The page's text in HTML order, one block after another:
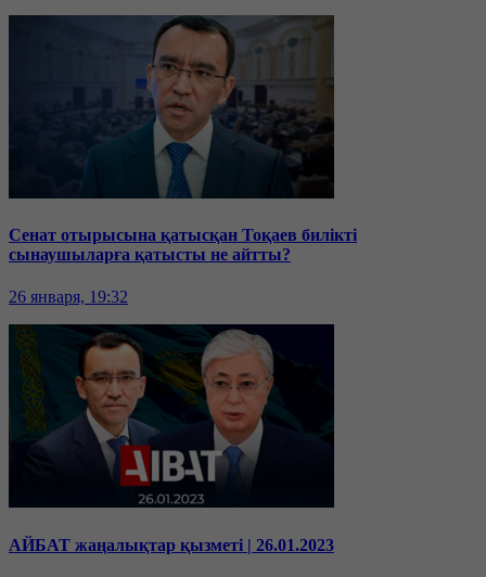
Сенат отырысына қатысқан Тоқаев билікті
сынаушыларға қатысты не айтты?
26 января, 19:32
АЙБАТ жаңалықтар қызметі | 26.01.2023